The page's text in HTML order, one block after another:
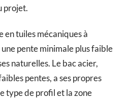
projet.
en tuiles mécaniques à
pente minimale plus faible
naturelles. Le bac acier,
pentes, a ses propres
type de profil et la zone